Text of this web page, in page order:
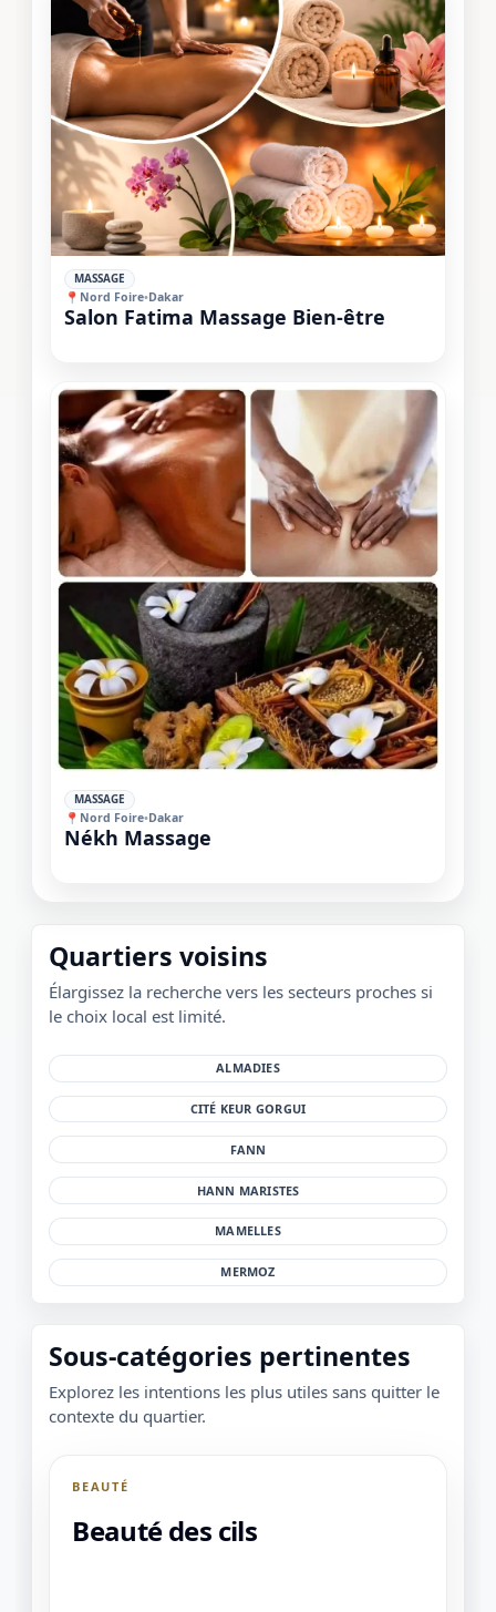
✓
MASSAGE
Salon Fatima Massage Bien-être
📍 Nord Foire•Dakar
✓
MASSAGE
Nékh Massage
📍 Nord Foire•Dakar
Quartiers voisins
Élargissez la recherche vers les secteurs proches si
le choix local est limité.
ALMADIES
CITÉ KEUR GORGUI
FANN
HANN MARISTES
MAMELLES
MERMOZ
Sous-catégories pertinentes
Explorez les intentions les plus utiles sans quitter le
contexte du quartier.
BEAUTÉ
Beauté des cils